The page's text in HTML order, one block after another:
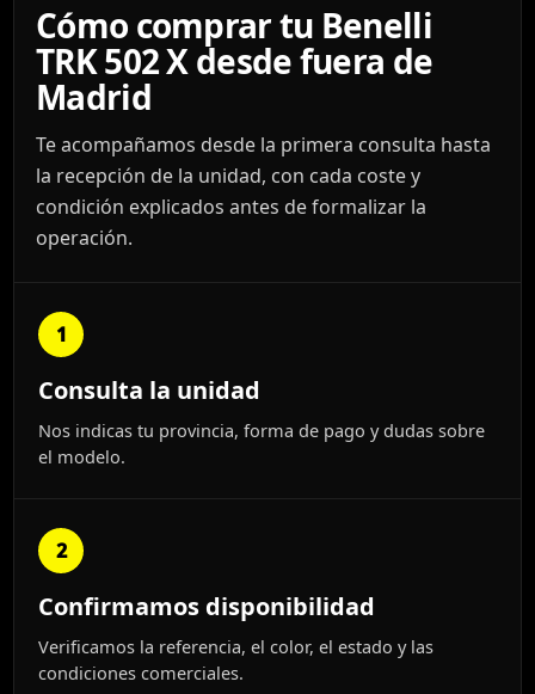
Cómo comprar tu Benelli
TRK 502 X desde fuera de
Madrid
Te acompañamos desde la primera consulta hasta
la recepción de la unidad, con cada coste y
condición explicados antes de formalizar la
operación.
1
Consulta la unidad
Nos indicas tu provincia, forma de pago y dudas sobre
el modelo.
2
Confirmamos disponibilidad
Verificamos la referencia, el color, el estado y las
condiciones comerciales.